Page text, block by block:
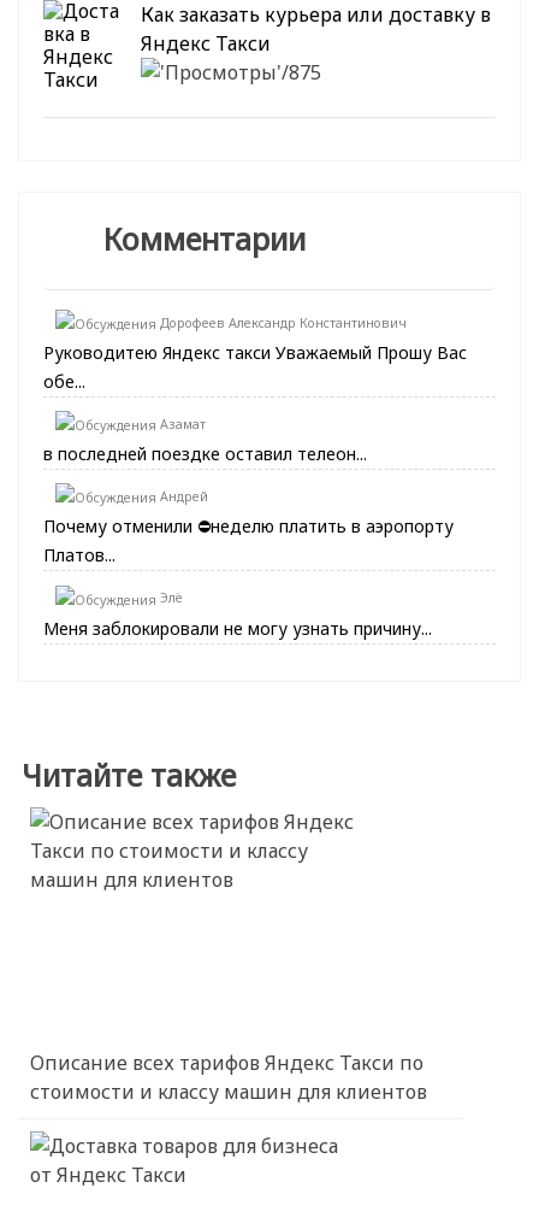
Как заказать курьера или доставку в
Яндекс Такси
875
Комментарии
Дорофеев Александр Константинович
Руководитею Яндекс такси Уважаемый Прошу Вас
обе...
Азамат
в последней поездке оставил телеон...
Андрей
Почему отменили ⛔неделю платить в аэропорту
Платов...
Элё
Меня заблокировали не могу узнать причину...
Читайте также
Описание всех тарифов Яндекс Такси по
стоимости и классу машин для клиентов